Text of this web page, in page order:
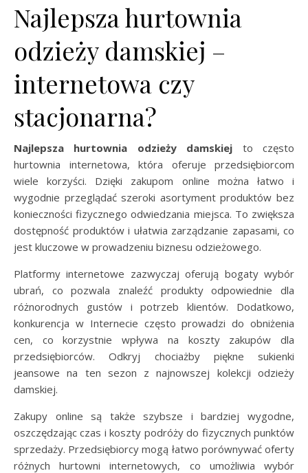
Najlepsza hurtownia
odzieży damskiej –
internetowa czy
stacjonarna?
Najlepsza hurtownia odzieży damskiej to często
hurtownia internetowa, która oferuje przedsiębiorcom
wiele korzyści. Dzięki zakupom online można łatwo i
wygodnie przeglądać szeroki asortyment produktów bez
konieczności fizycznego odwiedzania miejsca. To zwiększa
dostępność produktów i ułatwia zarządzanie zapasami, co
jest kluczowe w prowadzeniu biznesu odzieżowego.
Platformy internetowe zazwyczaj oferują bogaty wybór
ubrań, co pozwala znaleźć produkty odpowiednie dla
różnorodnych gustów i potrzeb klientów. Dodatkowo,
konkurencja w Internecie często prowadzi do obniżenia
cen, co korzystnie wpływa na koszty zakupów dla
przedsiębiorców. Odkryj chociażby piękne sukienki
jeansowe na ten sezon z najnowszej kolekcji odzieży
damskiej.
Zakupy online są także szybsze i bardziej wygodne,
oszczędzając czas i koszty podróży do fizycznych punktów
sprzedaży. Przedsiębiorcy mogą łatwo porównywać oferty
różnych hurtowni internetowych, co umożliwia wybór